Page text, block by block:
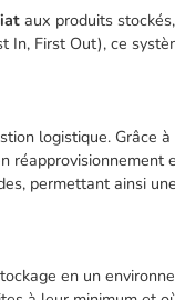
aux produits
First Out), ce
logistique. Grâce
permettant ainsi
en un